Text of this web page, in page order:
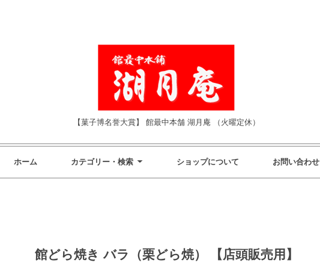
【菓子博名誉大賞】 館最中本舗 湖月庵 （火曜定休）
ホーム カテゴリー・検索 ショップについて お問い合わせ
館どら焼き バラ（栗どら焼） 【店頭販売用】